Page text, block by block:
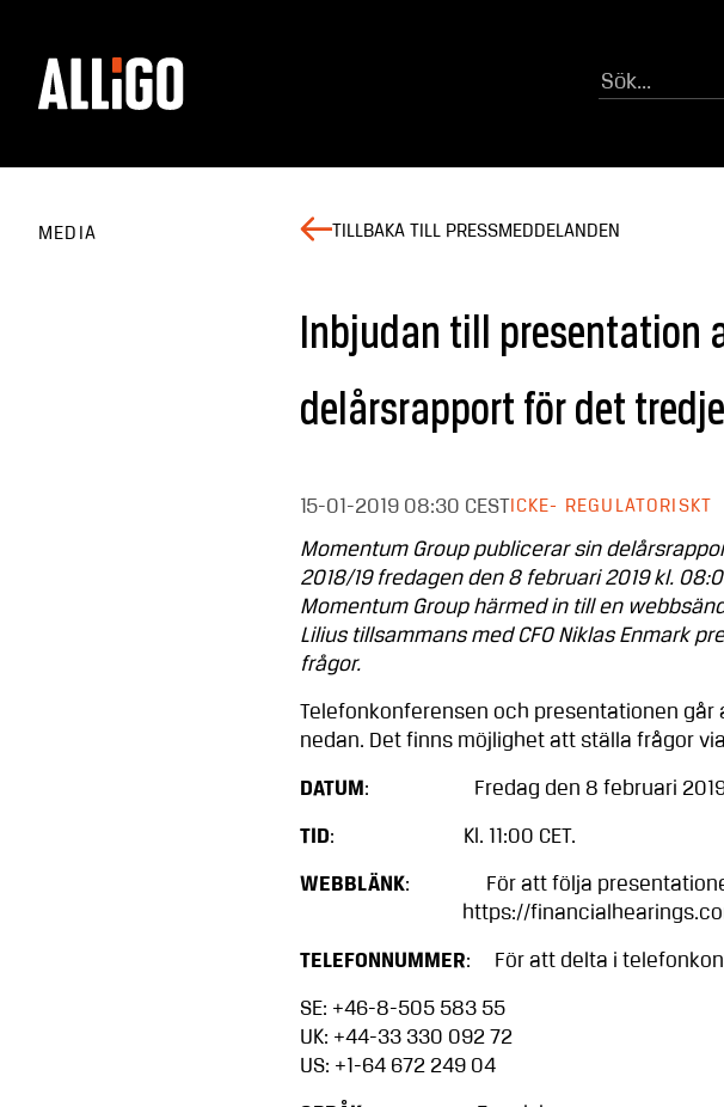
Sök
MEDIA TILLBAKA TILL PRESSMEDDELANDEN
Inbjudan till presentation
delårsrapport för det
15-01-2019 08:30 CEST ICKE- REGULATORISKT
Momentum Group publicerar sin
2018/19 fredagen den 8 februari 2019 kl.
Momentum Group härmed in till en
Lilius tillsammans med CFO Niklas Enmark
frågor.
Telefonkonferensen och presentationen
nedan. Det finns möjlighet att ställa frågor
DATUM : Fredag den 8 februari
TID: Kl. 11:00 CET.
WEBBLÄNK: För att följa presentationen
https://financialhearings.com/
TELEFONNUMMER: För att delta i
SE: +46-8-505 583 55
UK: +44-33 330 092 72
US: +1-64 672 249 04